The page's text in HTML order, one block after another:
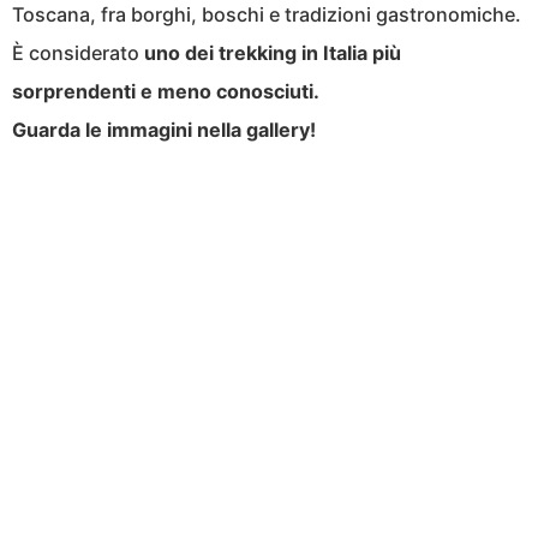
Toscana, fra borghi, boschi e tradizioni gastronomiche.
È considerato uno dei trekking in Italia più
sorprendenti e meno conosciuti.
Guarda le immagini nella gallery!